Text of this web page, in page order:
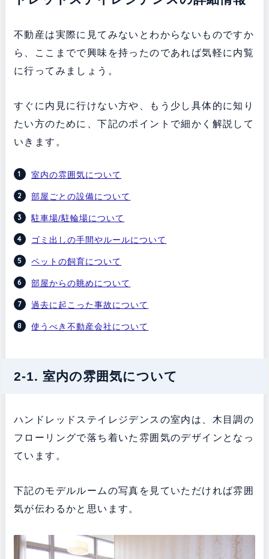
不動産は実際に見てみないとわからないものですか
ら、ここまでで興味を持ったのであれば気軽に内覧
に行ってみましょう。
すぐに内見に行けない方や、もう少し具体的に知り
たい方のために、下記のポイントで細かく解説して
いきます。
室内の雰囲気について
部屋ごとの設備について
駐車場/駐輪場について
ゴミ出しの手間やルールについて
ペットの飼育について
部屋からの眺めについて
過去に起こった事故について
使うべき不動産会社について
2-1. 室内の雰囲気について
ハンドレッドステイレジデンスの室内は、木目調の
フローリングで落ち着いた雰囲気のデザインとなっ
ています。
下記のモデルルームの写真を見ていただければ雰囲
気が伝わるかと思います。